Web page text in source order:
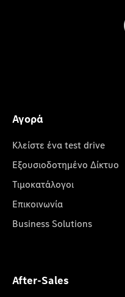
Αγορά
Κλείστε ένα test drive
Εξουσιοδοτημένο Δίκτυο
Τιμοκατάλογοι
Επικοινωνία
Business Solutions
After-Sales